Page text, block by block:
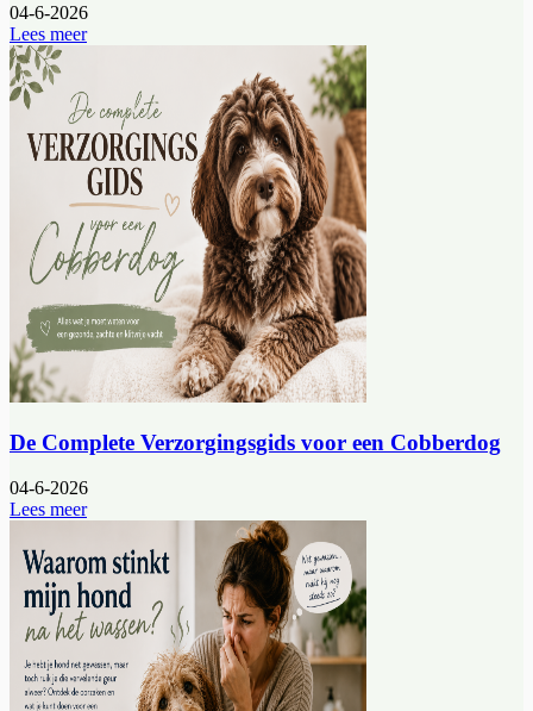
04-6-2026
Lees meer
De Complete Verzorgingsgids voor een Cobberdog
04-6-2026
Lees meer